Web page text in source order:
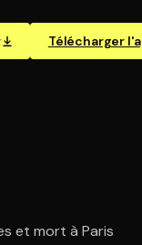
Télécharger
et mort à Paris